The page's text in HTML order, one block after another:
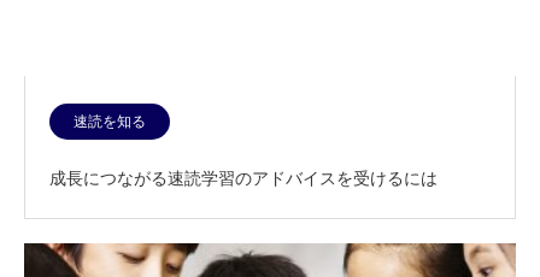
速読を知る
成長につながる速読学習のアドバイスを受けるには